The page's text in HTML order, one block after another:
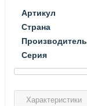
Артикул
Страна
Производитель
Серия
Характеристики